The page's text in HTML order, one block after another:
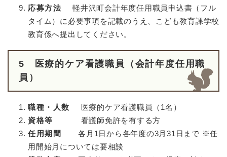
応募方法 軽井沢町会計年度任用職員申込書（フル
タイム）に必要事項を記載のうえ、こども教育課学校
教育係へ提出してください。
5 医療的ケア看護職員（会計年度任用職
員）
職種・人数 医療的ケア看護職員（1名）
資格等 看護師免許を有する方
任用期間 各月1日から各年度の3月31日まで ※任
用開始月については要相談